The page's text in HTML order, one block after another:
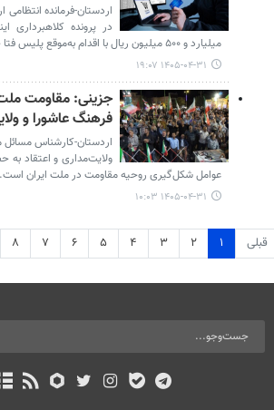
اردستان-فرمانده
میلیارد و ۵۰۰ میلیون ریال با اقدام به‌موقع پلیس فتا خبر داد.
۱۴۰۵-۰۴-۳۱ ۱۹:۰۷
جزینی: مقاومت
فرهنگ عاشورا و
اردستان-کارشناس
ولایت‌مداری و اعتقاد
عوامل شکل‌گیری روحیه مقاومت در ملت ایران است.
۱۴۰۵-۰۴-۳۱ ۱۰:۰۳
قبلی ۱ ۲ ۳ ۴ ۵ ۶ ۷ ۸